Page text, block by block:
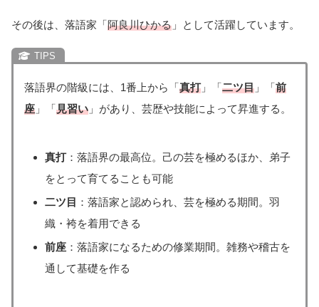
その後は、落語家「阿良川ひかる 」として活躍しています。
落語界の階級には、1番上から「真打」「二ツ目 」「前
座 」「見習い 」があり、芸歴や技能によって昇進する。
真打：落語界の最高位。己の芸を極めるほか、弟子
をとって育てることも可能
二ツ目 ：落語家と認められ、芸を極める期間。羽
織・袴を着用できる
前座 ：落語家になるための修業期間。雑務や稽古を
通して基礎を作る